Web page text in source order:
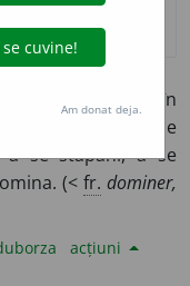
sa; a stăpâni în
decât locurile
se stăpâni, a se
(< fr. dominer,
acțiuni
Am donat deja.